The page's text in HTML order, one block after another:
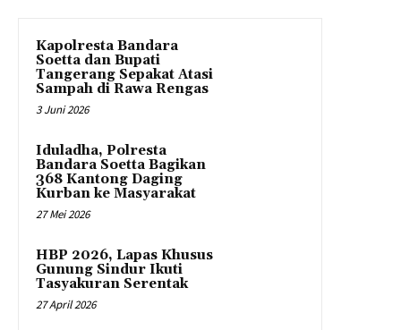
Kapolresta Bandara
Soetta dan Bupati
Tangerang Sepakat Atasi
Sampah di Rawa Rengas
3 Juni 2026
Iduladha, Polresta
Bandara Soetta Bagikan
368 Kantong Daging
Kurban ke Masyarakat
27 Mei 2026
HBP 2026, Lapas Khusus
Gunung Sindur Ikuti
Tasyakuran Serentak
27 April 2026